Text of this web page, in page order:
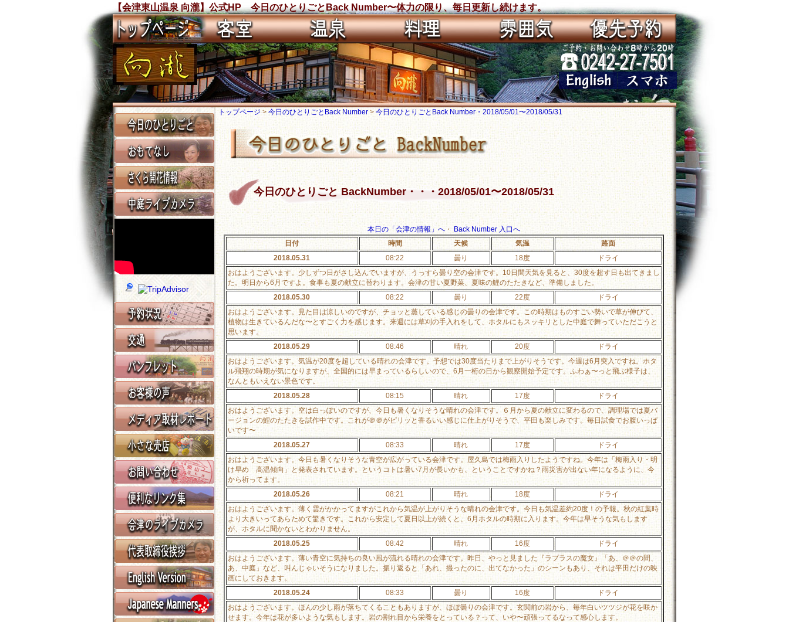
【会津東山温泉 向瀧】公式HP 今日のひとりごとBack Number〜体力の限り、毎日更新し続けます。
トップページ> 今日のひとりごとBack Number > 今日のひとりごとBack Number・2018/05/01〜2018/05/31
今日のひとりごと BackNumber・・・2018/05/01〜2018/05/31
本日の「会津の情報」へ・
Back Number 入口へ
日付
時間 天候 気温
路面
2018.05.31
08:22 曇り 18度
ドライ
おはようございます。少しずつ日がさし込んでいますが、うっすら曇り空の会津です。10日間天気を見ると、30度を超す日も出てきまし
た。明日から6月ですよ。食事も夏の献立に替わります。会津の甘い夏野菜、夏味の鯉のたたきなど、準備しました。
2018.05.30
08:22 曇り 22度
ドライ
おはようございます。見た目は涼しいのですが、チョッと蒸している感じの曇りの会津です。この時期はものすごい勢いで草が伸びて、
植物は生きているんだな〜とすごく力を感じます。来週には草刈の手入れをして、ホタルにもスッキリとした中庭で舞っていただこうと
思います。
2018.05.29
08:46 晴れ 20度
ドライ
おはようございます。気温が20度を超している晴れの会津です。予想では30度当たりまで上がりそうです。今週は6月突入ですね。ホタ
ル飛翔の時期が気になりますが、全国的には早まっているらしいので、6月一桁の日から観察開始予定です。ふわぁ〜っと飛ぶ様子は、
なんともいえない景色です。
2018.05.28
08:15 晴れ 17度
ドライ
おはようございます。空は白っぽいのですが、今日も暑くなりそうな晴れの会津です。６月から夏の献立に変わるので、調理場では夏バ
ージョンの鯉のたたきを試作中です。これが＠＠がピリッと香るいい感じに仕上がりそうで、平田も楽しみです。毎日試食でお腹いっぱ
いです〜
2018.05.27
08:33 晴れ 17度
ドライ
おはようございます。今日も暑くなりそうな青空が広がっている会津です。屋久島では梅雨入りしたようですね。今年は「梅雨入り・明
け早め 高温傾向」と発表されています。というコトは暑い7月が長いかも、ということですかね？雨災害が出ない年になるように、今
から祈ってます。
2018.05.26
08:21 晴れ 18度
ドライ
おはようございます。薄く雲がかかってますがこれから気温が上がりそうな晴れの会津です。今日も気温差約20度！の予報。秋の紅葉時
より大きいってあらためて驚きです。これから安定して夏日以上が続くと、6月ホタルの時期に入ります。今年は早そうな気もします
が、ホタルに聞かないとわかりません。
2018.05.25
08:42 晴れ 16度
ドライ
おはようございます。薄い青空に気持ちの良い風が流れる晴れの会津です。昨日、やっと見ました『ラプラスの魔女』「あ、＠＠の間、
あ、中庭」など、叫んじゃいそうになりました。振り返ると「あれ、撮ったのに、出てなかった」のシーンもあり、それは平田だけの映
画にしておきます。
2018.05.24
08:33 曇り 16度
ドライ
おはようございます。ほんの少し雨が落ちてくることもありますが、ほぼ曇りの会津です。玄関前の岩から、毎年白いツツジが花を咲か
せます。今年は花が多いような気もします。岩の割れ目から栄養をとっている？って、いや〜頑張ってるなって感心します。